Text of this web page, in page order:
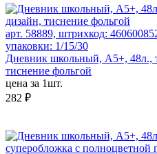
арт. 58889, штрихкод:
упаковки: 1/15/30
Дневник школьный, А5+, 48л.,
тиснение фольгой
цена за 1шт.
282 ₽